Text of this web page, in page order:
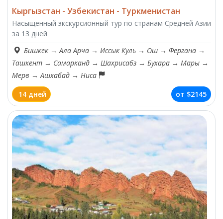
Кыргызстан - Узбекистан - Туркменистан
Насыщенный экскурсионный тур по странам Средней Азии
за 13 дней
Бишкек → Ала Арча → Иссык Куль → Ош → Фергана →
Ташкент → Самарканд → Шахрисабз → Бухара → Мары →
Мерв → Ашхабад → Ниса
14 дней
от $2145